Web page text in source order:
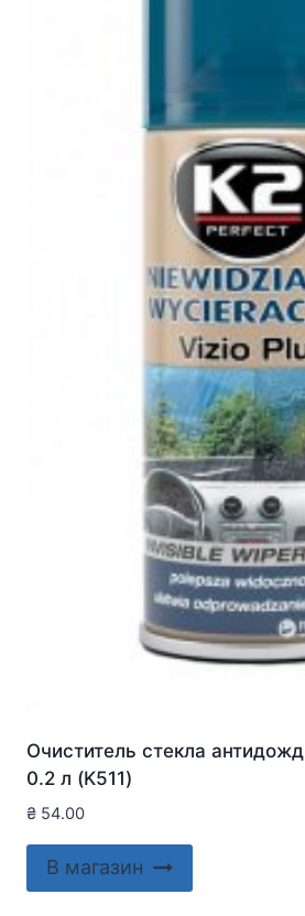
Очиститель стекла
0.2 л (K511)
₴ 54.00
В магазин